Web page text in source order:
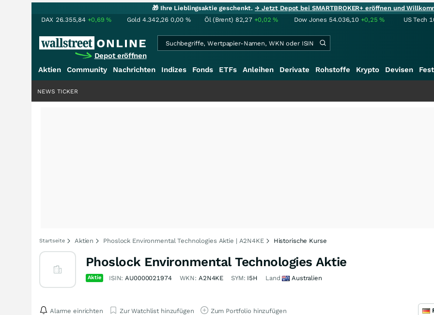
🎁 Ihre Lieblingsaktie geschenkt.→ Jetzt Depot bei SMARTBROKER+ eröffnen und
DAX 26.355,84 +0,69% Gold 4.342,26 0,00 % Öl (Brent) 82,27 +0,02% Dow Jones 54.036,10 +0,25% US Tech
Depot eröffnen
Aktien Community Nachrichten Indizes Fonds ETFs Anleihen Derivate Rohstoffe Krypto Devisen
NEWS TICKER
Startseite Aktien Phoslock Environmental Technologies Aktie | A2N4KE Historische Kurse
Phoslock Environmental Technologies Aktie
Aktie ISIN:AU0000021974 WKN: A2N4KE SYM: I5H Land Australien
Alarme einrichten Zur Watchlist hinzufügen Zum Portfolio hinzufügen